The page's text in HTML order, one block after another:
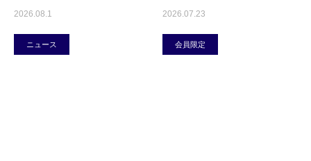
2026.08.1 2026.07.23
ニュース 会員限定